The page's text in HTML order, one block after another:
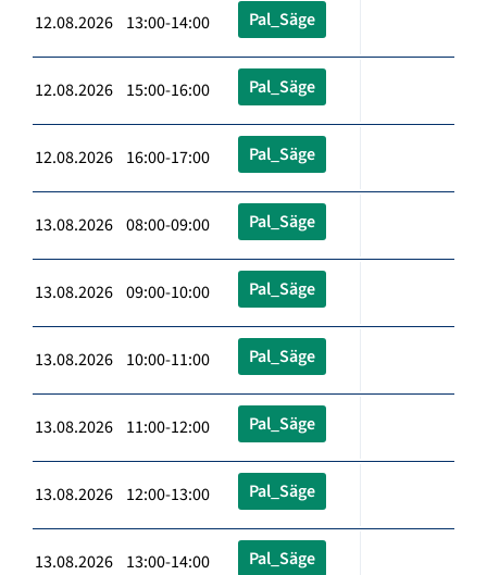
12.08.2026 13:00-14:00 Pal_Säge
12.08.2026 15:00-16:00 Pal_Säge
12.08.2026 16:00-17:00 Pal_Säge
13.08.2026 08:00-09:00 Pal_Säge
13.08.2026 09:00-10:00 Pal_Säge
13.08.2026 10:00-11:00 Pal_Säge
13.08.2026 11:00-12:00 Pal_Säge
13.08.2026 12:00-13:00 Pal_Säge
13.08.2026 13:00-14:00 Pal_Säge